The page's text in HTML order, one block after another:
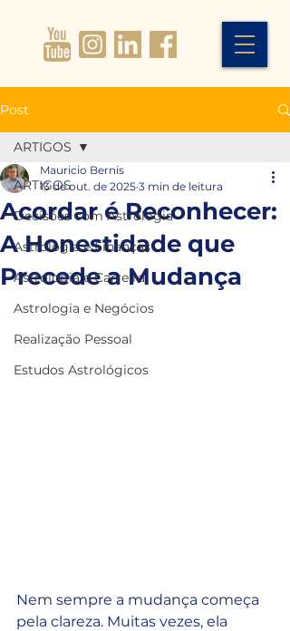
Post
ARTIGOS
Decisões com Astrologia
Astrologia e Finanças
Astrologia e Carreira
Astrologia e Negócios
Realização Pessoal
Estudos Astrológicos
ARTIGOS
Acordar é Reconhecer:
A Honestidade que
Precede a Mudança
Mauricio Bernis
13 de out. de 2025 3 min de leitura
Nem sempre a mudança começa
pela clareza. Muitas vezes, ela